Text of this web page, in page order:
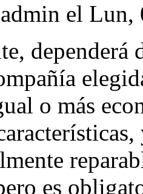
admin el Lun,
dependerá
o más
es